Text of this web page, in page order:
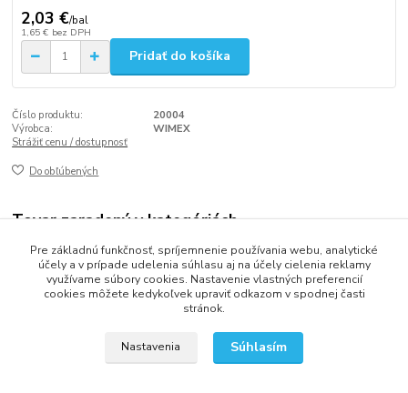
2,03 €/bal
1,65 € bez DPH
Pridať do košíka
Číslo produktu:
20004
Výrobca:
WIMEX
Strážiť cenu / dostupnosť
Do obľúbených
Tovar zaradený v kategóriách
Úsporný systém vratných pohárov
2013 - 2025 LOVITECH, s.r.o. - Už 12 rokov s Vami...
Pre základnú funkčnosť, spríjemnenie používania webu, analytické
účely a v prípade udelenia súhlasu aj na účely cielenia reklamy
využívame súbory cookies. Nastavenie vlastných preferencií
cookies môžete kedykoľvek upraviť odkazom v spodnej časti
stránok.
Nastavenia Súhlasím